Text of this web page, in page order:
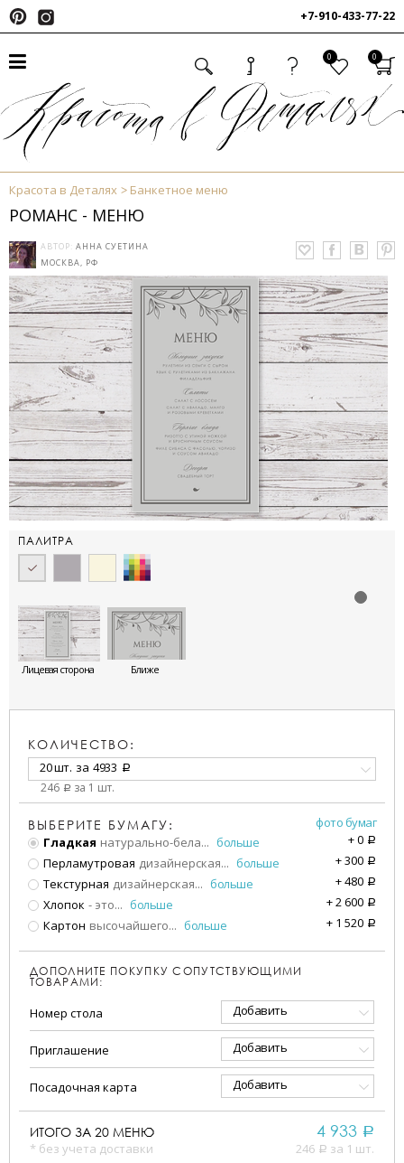
+7-910-433-77-22
0 0
Красота в Деталях Банкетное меню
РОМАНС - МЕНЮ
АВТОР: АННА СУЕТИНА
МОСКВА, РФ
ПАЛИТРА
Лицевая сторона Ближе
КОЛИЧЕСТВО:
20 шт. за 4933 a
246 a за 1 шт.
ВЫБЕРИТЕ БУМАГУ:
фото бумаг
Гладкая натурально-бела... больше +0 a
Перламутровая дизайнерская... больше +300 a
Текстурная дизайнерская... больше +480 a
Хлопок - это... больше +2 600 a
Картон высочайшего... больше + 1 520 a
ДОПОЛНИТЕ ПОКУПКУ СОПУТСТВУЮЩИМИ
ТОВАРАМИ:
Номер стола Добавить
Приглашение Добавить
Посадочная карта Добавить
ИТОГО ЗА 20 МЕНЮ
* без учета доставки
4 933 a
246 a за 1 шт.